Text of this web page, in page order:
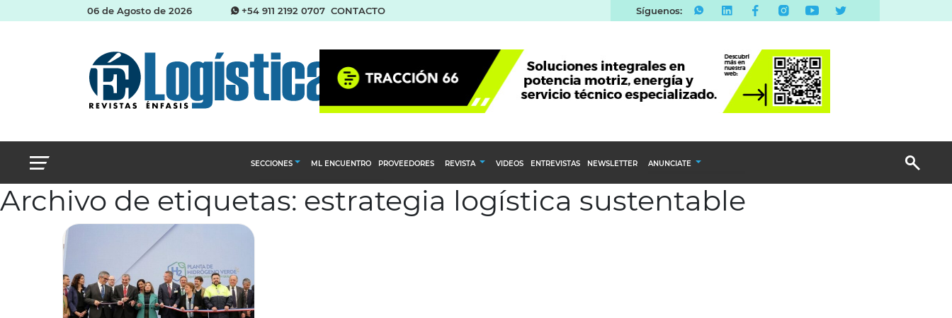
06 de Agosto de 2026 +54 911 2192 0707 CONTACTO Síguenos:
SECCIONES
Abastecimiento y compras
ML ENCUENTRO PROVEEDORES REVISTA
Calendario Editorial
Ediciones Anteriores
VIDEOS ENTREVISTAS NEWSLETTER ANUNCIATE
Publicidad Display
Archivo de etiquetas: estrategia logística sustentable